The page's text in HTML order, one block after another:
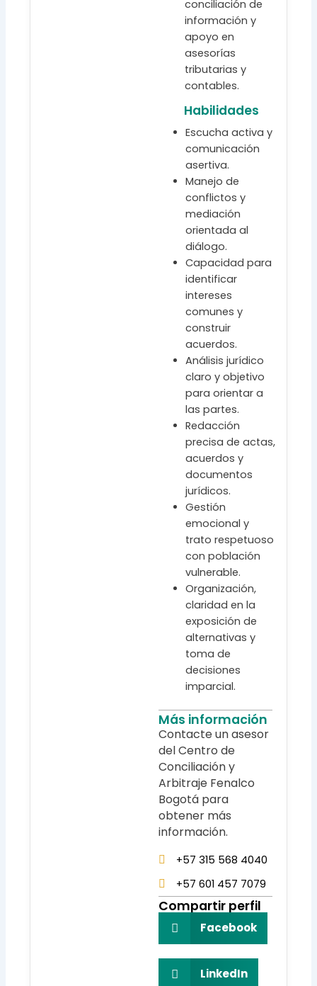
conciliación de
información y
apoyo en
asesorías
tributarias y
contables.
Habilidades
Escucha activa y
comunicación
asertiva.
Manejo de
conflictos y
mediación
orientada al
diálogo.
Capacidad para
identificar
intereses
comunes y
construir
acuerdos.
Análisis jurídico
claro y objetivo
para orientar a
las partes.
Redacción
precisa de actas,
acuerdos y
documentos
jurídicos.
Gestión
emocional y
trato respetuoso
con población
vulnerable.
Organización,
claridad en la
exposición de
alternativas y
toma de
decisiones
imparcial.
Más información
Contacte un asesor
del Centro de
Conciliación y
Arbitraje Fenalco
Bogotá para
obtener más
información.
+57 315 568 4040
+57 601 457 7079
Compartir perfil
Facebook
LinkedIn